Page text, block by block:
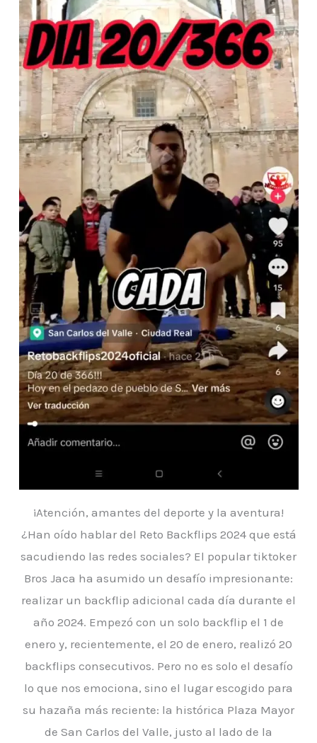
¡Atención, amantes del deporte y la aventura!
¿Han oído hablar del Reto Backflips 2024 que está
sacudiendo las redes sociales? El popular tiktoker
Bros Jaca ha asumido un desafío impresionante:
realizar un backflip adicional cada día durante el
año 2024. Empezó con un solo backflip el 1 de
enero y, recientemente, el 20 de enero, realizó 20
backflips consecutivos. Pero no es solo el desafío
lo que nos emociona, sino el lugar escogido para
su hazaña más reciente: la histórica Plaza Mayor
de San Carlos del Valle, justo al lado de la